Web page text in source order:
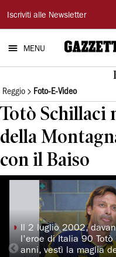
Gazzetta
di
Reggio
Iscriviti alle Newsletter
MENU
Reggio Foto-E-Video
Totò Schillaci
della
con il Baiso
◗ Il 2 luglio 2002,
l'eroe di Italia 90
anni, vestì la maglia